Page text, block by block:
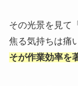
その光景を見て
焦る気持ちは痛
そが作業効率を